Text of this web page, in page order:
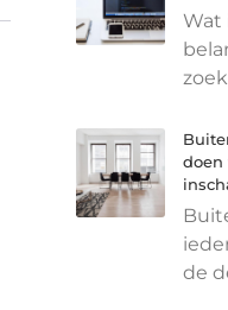
Wat
doen
de